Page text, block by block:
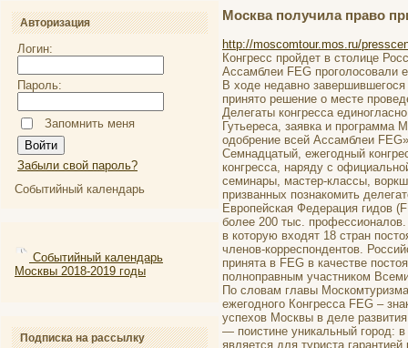
Авторизация
Логин:
Пароль:
Запомнить меня
Забыли свой пароль?
Событийный календарь
Событийный календарь
Москвы 2018-2019 годы
Подписка на рассылку
Москва получила право
http://moscomtour.mos.ru/
Конгресс пройдет в столице
Ассамблеи FEG проголосовали
В ходе недавно завершившегося
принято решение о месте
Делегаты конгресса
Гутьереса, заявка и программа
одобрение всей Ассамблеи
Семнадцатый, ежегодный
конгресса, наряду с
семинары, мастер-классы,
призванных познакомить
Европейская Федерация гидов
более 200 тыс.
в которую входят 18 стран
членов-корреспондентов.
принята в FEG в качестве
полноправным участником
По словам главы
ежегодного Конгресса FEG –
успехов Москвы в деле
— поистине уникальный город:
является для туриста